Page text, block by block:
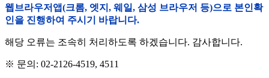
웹브라우저앱(크롬, 엣지, 웨일, 삼성 브라우저 등)으로 본인확
인을 진행하여 주시기 바랍니다.
해당 오류는 조속히 처리하도록 하겠습니다. 감사합니다.
※ 문의: 02-2126-4519, 4511